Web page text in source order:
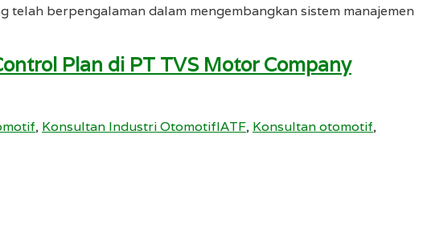
berpengalaman dalam mengembangkan sistem manajemen
Plan di PT TVS Motor Company
, Konsultan Industri OtomotifIATF, Konsultan otomotif,